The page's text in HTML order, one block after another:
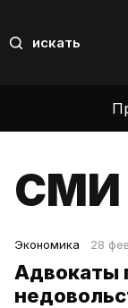
искать
СМИ
Экономика 28
Адвокаты